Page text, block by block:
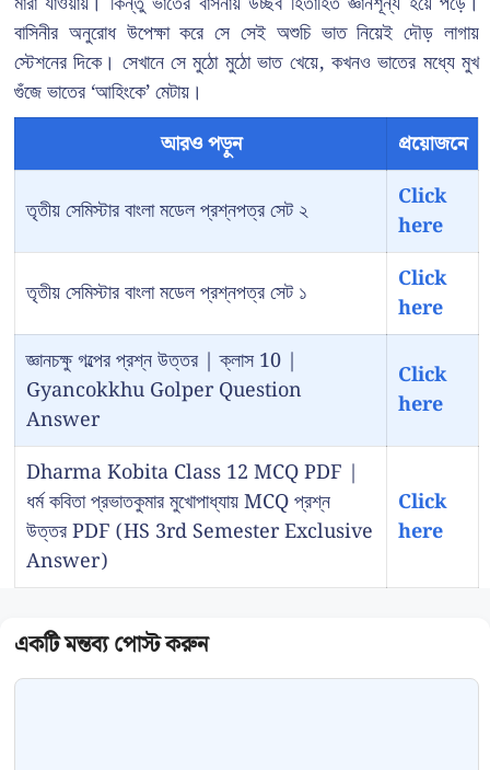
বাসিনীর অনুরোধ উপেক্ষা করে সে সেই অশুচি ভাত নিয়েই দৌড় লাগায়
স্টেশনের দিকে। সেখানে সে মুঠো মুঠো ভাত খেয়ে, কখনও ভাতের মধ্যে মুখ
গুঁজে ভাতের ‘আহিংকে’ মেটায়।
আরও পড়ুন
প্রয়োজনে
তৃতীয় সেমিস্টার বাংলা মডেল প্রশ্নপত্র সেট ২
Click
here
তৃতীয় সেমিস্টার বাংলা মডেল প্রশ্নপত্র সেট ১
Click
here
জ্ঞানচক্ষু গল্পের প্রশ্ন উত্তর | ক্লাস 10 |
Gyancokkhu Golper Question
Answer
Click
here
Dharma Kobita Class 12 MCQ PDF |
ধর্ম কবিতা প্রভাতকুমার মুখোপাধ্যায় MCQ প্রশ্ন
উত্তর PDF (HS 3rd Semester Exclusive
Answer)
Click
here
Comment